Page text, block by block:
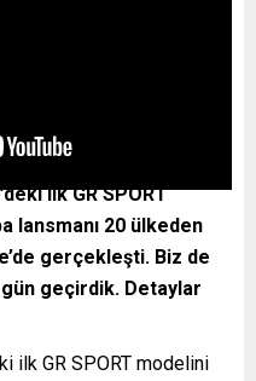
ilk GR SPORT
lansmanı 20 ülkeden
gerçekleşti. Biz de
geçirdik. Detaylar
ilk GR SPORT modelini